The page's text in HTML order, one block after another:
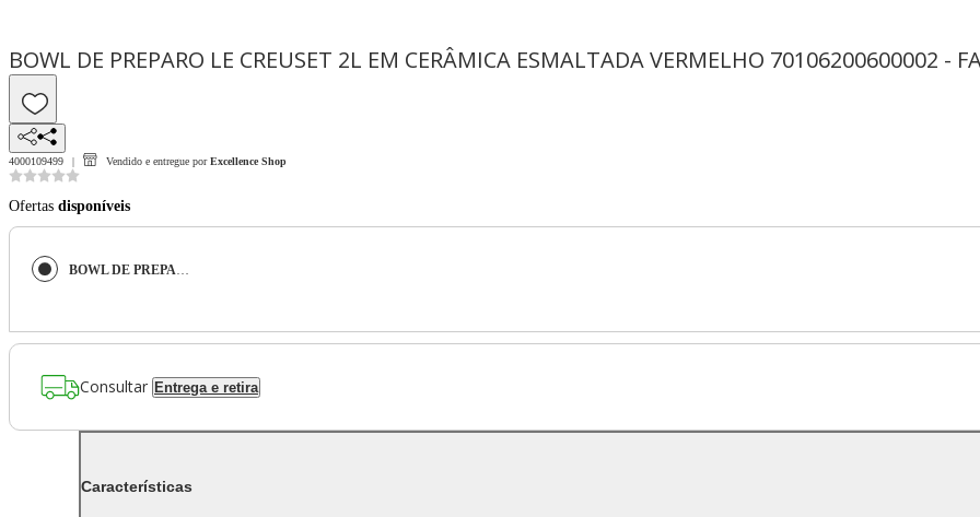
BOWL DE PREPARO LE CREUSET 2L EM CERÂMICA ESMALTADA VERMELHO 70106200600002 -
4000109499 Vendido e entregue por Excellence Shop
Ofertas disponíveis
BOWL DE PREPARO LE CREUSET 2L EM CERÂMICA ESMALTADA VERMELHO 70106200600002 - FAST
Consultar Entrega e retira
Características